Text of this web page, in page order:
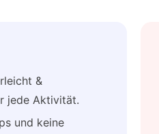
&
jede Aktivität.
und keine